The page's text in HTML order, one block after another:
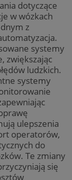
dotyczące
w wózkach
z
systemy
zwiększając
ludzkich.
systemy
ulepszenia
operatorów,
do
Te zmiany
się